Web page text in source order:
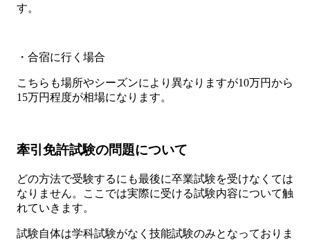
す。
・合宿に行く場合
こちらも場所やシーズンにより異なりますが10万円から
15万円程度が相場になります。
牽引免許試験の問題について
どの方法で受験するにも最後に卒業試験を受けなくては
なりません。ここでは実際に受ける試験内容について触
れていきます。
試験自体は学科試験がなく技能試験のみとなっておりま